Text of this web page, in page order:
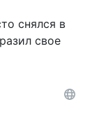
снялся в
свое